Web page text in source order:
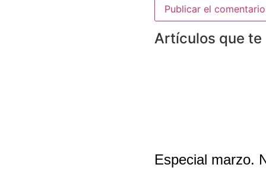
Artículos que te
Especial marzo.